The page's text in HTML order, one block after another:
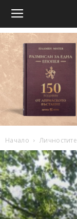
Начало Личностите